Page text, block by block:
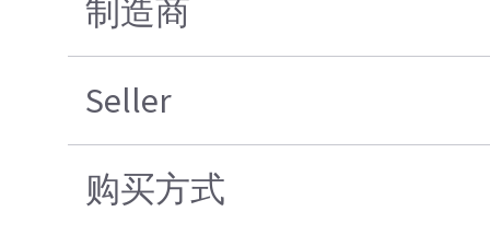
制造商
Seller
购买方式